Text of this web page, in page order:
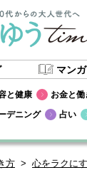
マンガ
と健康 お金と働
デニング 占い
方 心をラクに